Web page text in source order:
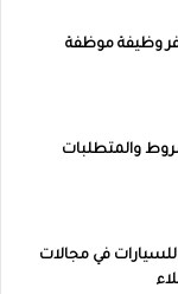
وظيفة موظفة
2026 …. الشروط والمتطلبات
في مجالات